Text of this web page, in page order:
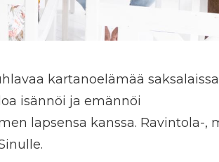
kartanoelämää
isännöi ja emännöi
lapsensa kanssa. Ravintola-,